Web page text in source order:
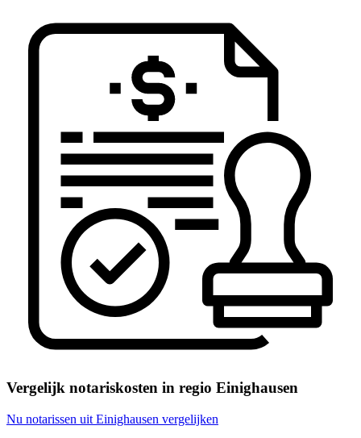
Vergelijk notariskosten in regio Einighausen
Nu notarissen uit Einighausen vergelijken